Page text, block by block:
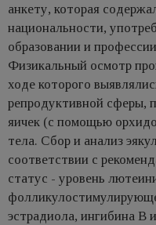
анкету, которая
национальности,
образовании и
Физикальный осмотр
ходе которого
репродуктивной сферы,
яичек (с помощью
тела. Сбор и анализ
соответствии с
статус - уровень
эстрадиола, ингибина В